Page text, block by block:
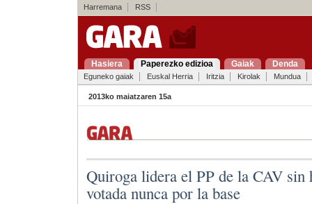
Harremana RSS
Hasiera Paperezko edizioa Gaiak Denda
Eguneko gaiak Euskal Herria Iritzia Kirolak Mundua
2013ko maiatzaren 15a
Quiroga lidera el PP de la CAV sin
votada nunca por la base